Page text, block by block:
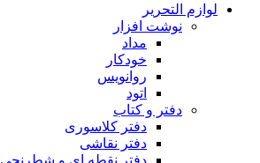
لوازم التحریر
نوشت افزار
مداد
خودکار
روانویس
اتود
دفتر و کتاب
دفتر کلاسوری
دفتر نقاشی
دفتر نقطه ای و شطرنجی